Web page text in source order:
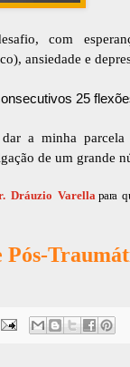
com
ansiedade e
25
a minha parcela
de um grande
Dráuzio Varella para
Pós-